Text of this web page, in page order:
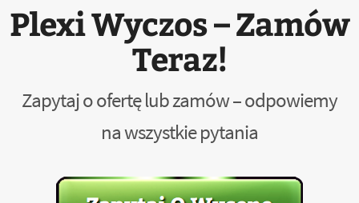
Plexi Wyczos – Zamów
Teraz!
Zapytaj o ofertę lub zamów – odpowiemy
na wszystkie pytania